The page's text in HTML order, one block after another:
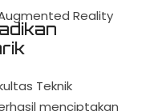
Reality
Teknik
menciptakan